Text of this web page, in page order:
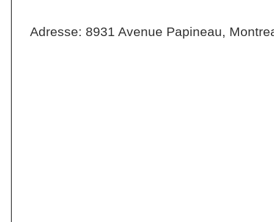
Adresse: 8931 Avenue Papineau,